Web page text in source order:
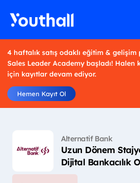
4 haftalık satış odaklı eğitim & gelişim
Sales Leader Academy başladı! Halen
için kayıtlar devam ediyor.
Hemen Kayıt Ol
Alternatif Bank
Uzun Dönem
Dijital Bankacılık